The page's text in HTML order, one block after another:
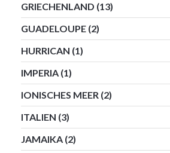
GRIECHENLAND (13)
GUADELOUPE (2)
HURRICAN (1)
IMPERIA (1)
IONISCHES MEER (2)
ITALIEN (3)
JAMAIKA (2)